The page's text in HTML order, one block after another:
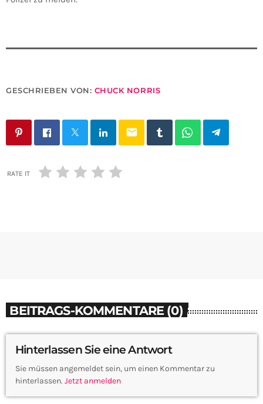
GESCHRIEBEN VON: CHUCK NORRIS
email
RATE IT
BEITRAGS-KOMMENTARE (0)
Hinterlassen Sie eine Antwort
Sie müssen angemeldet sein, um einen Kommentar zu
hinterlassen. Jetzt anmelden